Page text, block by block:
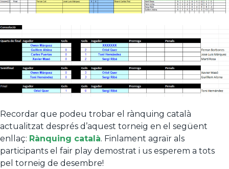
Recordar que podeu trobar el rànquing català
actualitzat després d’aquest torneig en el següent
enllaç: Rànquing català. Finlament agraïr als
participants el fair play demostrat i us esperem a tots
pel torneig de desembre!